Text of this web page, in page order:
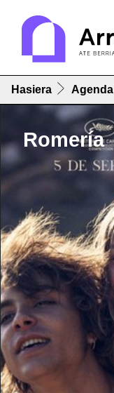
Hasiera Agenda
Romería